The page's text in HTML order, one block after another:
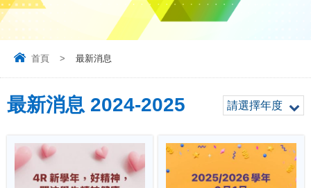
首頁 > 最新消息
最新消息 2024-2025 請選擇年度